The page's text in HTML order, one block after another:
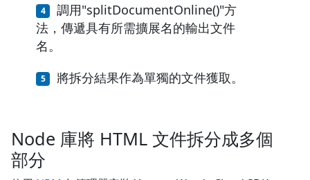
調用"splitDocumentOnline()"方
法，傳遞具有所需擴展名的輸出文件
名。
將拆分結果作為單獨的文件獲取。
Node 庫將 HTML 文件拆分成多個
部分